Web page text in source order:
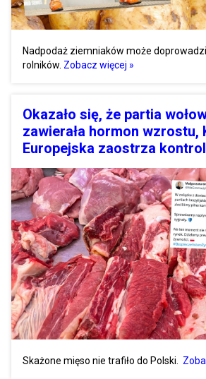
Nadpodaż ziemniaków może
rolników. Zobacz więcej »
Okazało się, że partia
zawierała hormon wzrostu,
Europejska zaostrza
Skażone mięso nie trafiło do Polski.